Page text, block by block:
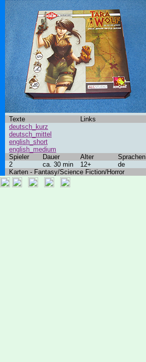
Texte Links
deutsch_kurz
deutsch_mittel
english_short
english_medium
Spieler Dauer Alter Sprachen
2
ca. 30 min 12+ de
Karten - Fantasy/Science Fiction/Horror